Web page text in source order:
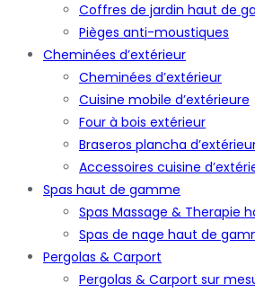
Coffres de jardin haut de
Pièges anti-moustiques
Cheminées d’extérieur
Cheminées d’extérieur
Cuisine mobile d’extérieure
Four à bois extérieur
Braseros plancha
Accessoires cuisine
Spas haut de gamme
Spas Massage & Therapie
Spas de nage haut de
Pergolas & Carport
Pergolas & Carport sur